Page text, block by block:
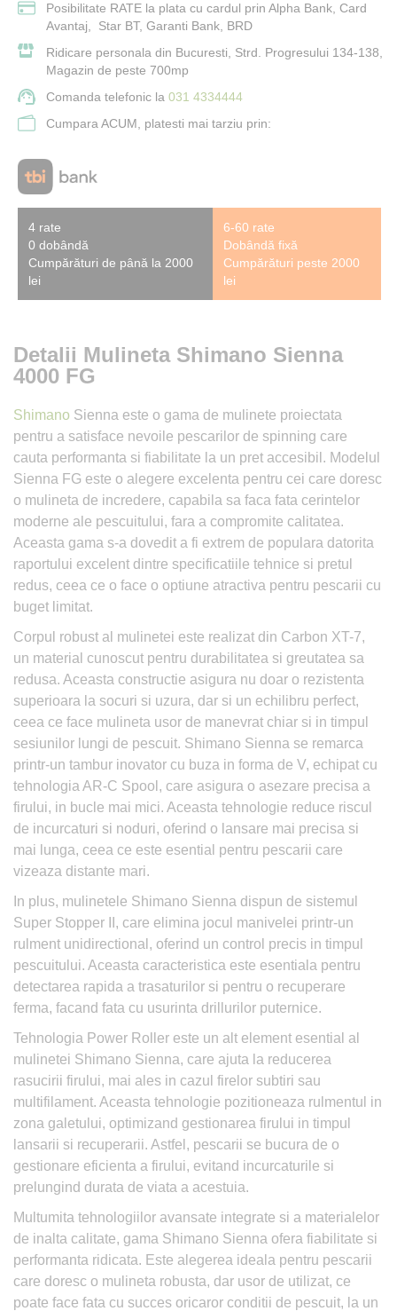
Posibilitate RATE la plata cu cardul prin Alpha Bank, Card
Avantaj, Star BT, Garanti Bank, BRD
Ridicare personala din Bucuresti, Strd. Progresului 134-138,
Magazin de peste 700mp
Comanda telefonic la 031 4334444
Cumpara ACUM, platesti mai tarziu prin:
4 rate
0 dobândă
Cumpărături de până la 2000
lei
6-60 rate
Dobândă fixă
Cumpărături peste 2000
lei
Detalii Mulineta Shimano Sienna
4000 FG
Shimano Sienna este o gama de mulinete proiectata
pentru a satisface nevoile pescarilor de spinning care
cauta performanta si fiabilitate la un pret accesibil. Modelul
Sienna FG este o alegere excelenta pentru cei care doresc
o mulineta de incredere, capabila sa faca fata cerintelor
moderne ale pescuitului, fara a compromite calitatea.
Aceasta gama s-a dovedit a fi extrem de populara datorita
raportului excelent dintre specificatiile tehnice si pretul
redus, ceea ce o face o optiune atractiva pentru pescarii cu
buget limitat.
Corpul robust al mulinetei este realizat din Carbon XT-7,
un material cunoscut pentru durabilitatea si greutatea sa
redusa. Aceasta constructie asigura nu doar o rezistenta
superioara la socuri si uzura, dar si un echilibru perfect,
ceea ce face mulineta usor de manevrat chiar si in timpul
sesiunilor lungi de pescuit. Shimano Sienna se remarca
printr-un tambur inovator cu buza in forma de V, echipat cu
tehnologia AR-C Spool, care asigura o asezare precisa a
firului, in bucle mai mici. Aceasta tehnologie reduce riscul
de incurcaturi si noduri, oferind o lansare mai precisa si
mai lunga, ceea ce este esential pentru pescarii care
vizeaza distante mari.
In plus, mulinetele Shimano Sienna dispun de sistemul
Super Stopper II, care elimina jocul manivelei printr-un
rulment unidirectional, oferind un control precis in timpul
pescuitului. Aceasta caracteristica este esentiala pentru
detectarea rapida a trasaturilor si pentru o recuperare
ferma, facand fata cu usurinta drillurilor puternice.
Tehnologia Power Roller este un alt element esential al
mulinetei Shimano Sienna, care ajuta la reducerea
rasucirii firului, mai ales in cazul firelor subtiri sau
multifilament. Aceasta tehnologie pozitioneaza rulmentul in
zona galetului, optimizand gestionarea firului in timpul
lansarii si recuperarii. Astfel, pescarii se bucura de o
gestionare eficienta a firului, evitand incurcaturile si
prelungind durata de viata a acestuia.
Multumita tehnologiilor avansate integrate si a materialelor
de inalta calitate, gama Shimano Sienna ofera fiabilitate si
performanta ridicata. Este alegerea ideala pentru pescarii
care doresc o mulineta robusta, dar usor de utilizat, ce
poate face fata cu succes oricaror conditii de pescuit, la un